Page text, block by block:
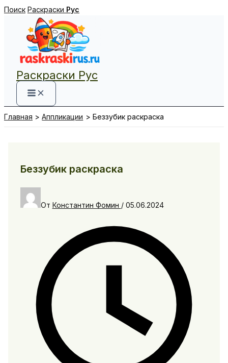
Перейти
содержимому
Поиск Раскраски Рус
Раскраски Рус
Главная Аппликации Беззубик раскраска
Беззубик раскраска
От Константин Фомин / 05.06.2024